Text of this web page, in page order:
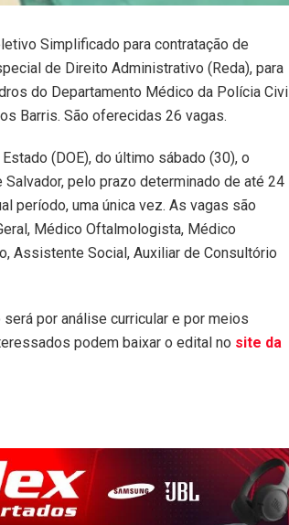
Simplificado para contratação de
de Direito Administrativo (Reda), para
do Departamento Médico da Polícia Civil
Barris. São oferecidas 26 vagas.
(DOE), do último sábado (30), o
pelo prazo determinado de até 24
período, uma única vez. As vagas são
Médico Oftalmologista, Médico
Assistente Social, Auxiliar de Consultório
por análise curricular e por meios
podem baixar o edital no site da